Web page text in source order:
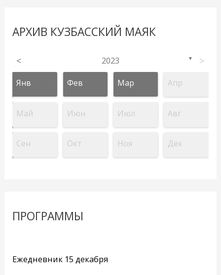
АРХИВ КУЗБАССКИЙ МАЯК
< 2023 ▼ >
Янв Фев Мар Апр
Май Июн Июл Авг
Сен Окт Ноя Дек
ПРОГРАММЫ
Ежедневник 15 декабря